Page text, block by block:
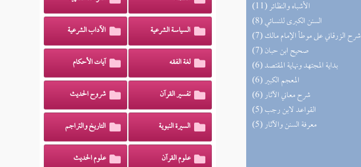
(11) الأشباه والنظائر
(8) السنن الكبرى للنسائي
(7) شرح الزرقاني على موطأ الإمام مالك
(7) صحيح ابن حبان
(6) بداية المجتهد ونهاية المقتصد
(6) المعجم الكبير
(6) شرح معاني الآثار
(5) القواعد لابن رجب
(5) معرفة السنن والآثار
السياسة الشرعية الآداب الشرعية
لغة الفقه آيات الأحكام
تفسير القرآن شروح الحديث
السيرة النبوية التاريخ والتراجم
علوم القرآن علوم الحديث